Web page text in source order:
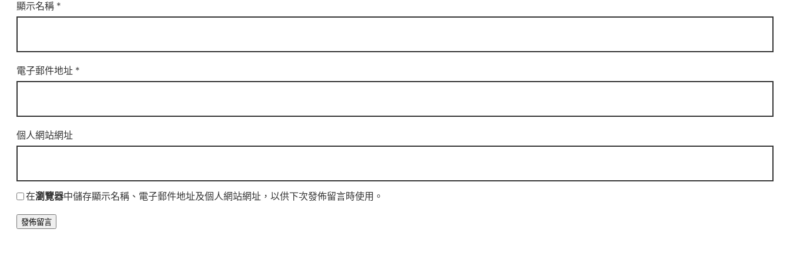
顯示名稱 *
電子郵件地址 *
個人網站網址
在瀏覽器中儲存顯示名稱、電子郵件地址及個人網站網址，以供下次發佈留言時使用。